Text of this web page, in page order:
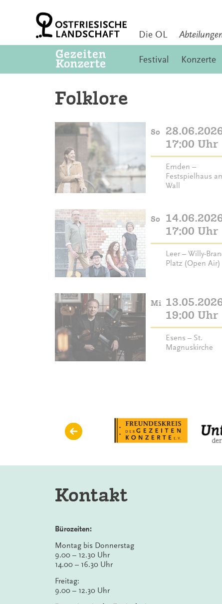
Die OL
Festival Konzerte
Folklore
So
17:00 Uhr
Emden –
Festspielhaus
Wall
So
17:00 Uhr
Leer – Willy-
Platz (Open Air)
Mi
19:00 Uhr
Esens – St.
Magnuskirche
Kontakt
Bürozeiten:
Montag bis Donnerstag
9.00 – 12.30 Uhr
14.00 – 16.30 Uhr
Freitag:
9.00 – 12.30 Uhr